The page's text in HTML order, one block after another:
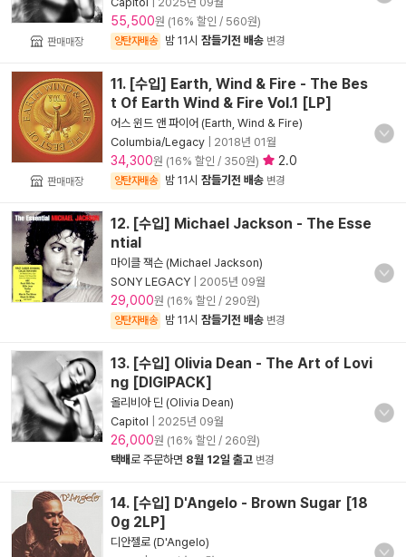
판매매장
55,500원 (16% 할인 / 560원)
양탄자배송 밤 11시 잠들기전 배송 변경
판매매장
11. [수입] Earth, Wind & Fire - The Bes
t Of Earth Wind & Fire Vol.1 [LP]
어스 윈드 앤 파이어 (Earth, Wind & Fire)
Columbia/Legacy
2018년 01월
34,300원 (16% 할인 / 350원) 2.0
양탄자배송 밤 11시 잠들기전 배송 변경
12. [수입] Michael Jackson - The Esse
ntial
마이클 잭슨 (Michael Jackson)
SONY LEGACY
2005년 09월
29,000원 (16% 할인 / 290원)
양탄자배송 밤 11시 잠들기전 배송 변경
13. [수입] Olivia Dean - The Art of Lovi
ng [DIGIPACK]
올리비아 딘 (Olivia Dean)
Capitol
2025년 09월
26,000원 (16% 할인 / 260원)
택배로 주문하면 8월 12일 출고 변경
14. [수입] D'Angelo - Brown Sugar [18
0g 2LP]
디안젤로 (D'Angelo)